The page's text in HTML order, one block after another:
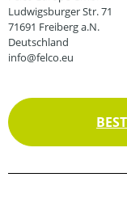
Ludwigsburger Str. 71
71691 Freiberg a.N.
Deutschland
info@felco.eu